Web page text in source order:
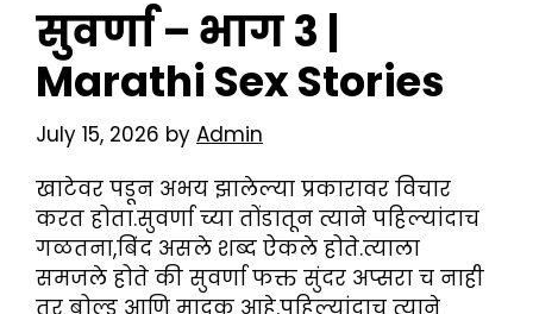
सुवर्णा – भाग 3 |
Marathi Sex Stories
July 15, 2026 by Admin
खाटेवर पडून अभय झालेल्या प्रकारावर विचार
करत होता.सुवर्णा च्या तोंडातून त्याने पहिल्यांदाच
गळतना,बिंद असले शब्द ऐकले होते.त्याला
समजले होते की सुवर्णा फक्त सुंदर अप्सरा च नाही
तर बोल्ड आणि मादक आहे.पहिल्यांदाच त्याने